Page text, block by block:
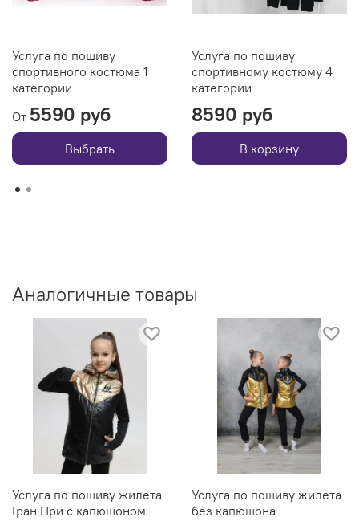
Услуга по пошиву
спортивного костюма 1
категории
От 5590 руб
Выбрать
Услуга по пошиву
спортивному костюму 4
категории
8590 руб
В корзину
Аналогичные товары
Услуга по пошиву жилета
Гран При с капюшоном
Услуга по пошиву жилета
без капюшона